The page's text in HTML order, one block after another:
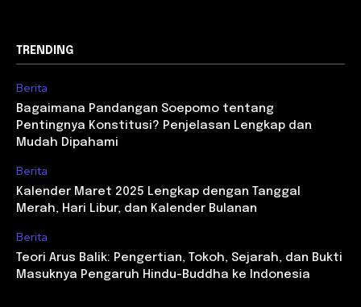
TRENDING
Berita
Bagaimana Pandangan Soepomo tentang
Pentingnya Konstitusi? Penjelasan Lengkap dan
Mudah Dipahami
Berita
Kalender Maret 2025 Lengkap dengan Tanggal
Merah, Hari Libur, dan Kalender Bulanan
Berita
Teori Arus Balik: Pengertian, Tokoh, Sejarah, dan Bukti
Masuknya Pengaruh Hindu-Buddha ke Indonesia